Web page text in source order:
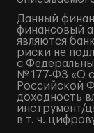
Данный
финансовый
являются
риски не
с
№ 177-ФЗ «О
Российской
доходность
инструмент/
в т. ч.